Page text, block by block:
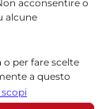
acconsentire o
alcune
per fare scelte
a questo
momento,
della Cookie
scopi